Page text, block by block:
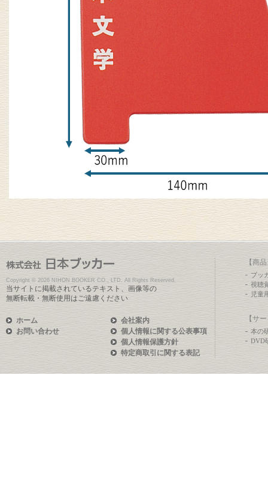
Copyright © 2026 NIHON BOOKER CO., LTD. All Rights Reserved.
当サイトに掲載されているテキスト、画像等の
無断転載・無断使用はご遠慮ください
ホーム
お問い合わせ
会社案内
個人情報に関する公表事項
個人情報保護方針
特定商取引に関する表記
【商
ブッ
視聴
児童
【サ
本の
DVD